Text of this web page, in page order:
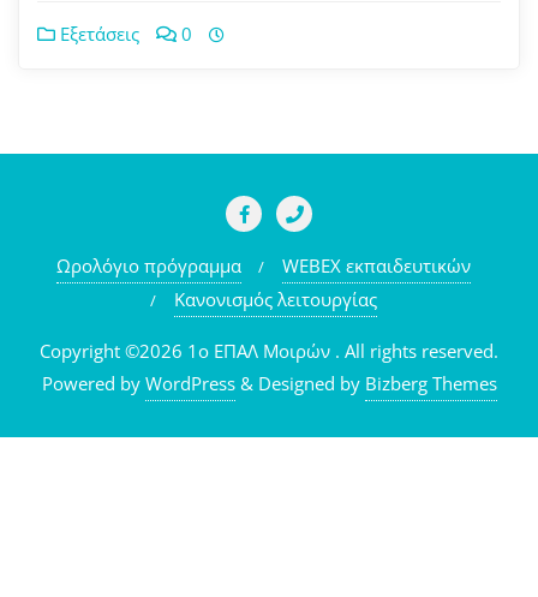
Εξετάσεις 0
Ωρολόγιο πρόγραμμα
WEBEX εκπαιδευτικών
Κανονισμός λειτουργίας
Copyright ©2026 1o ΕΠΑΛ Μοιρών . All rights reserved.
Powered by WordPress & Designed by Bizberg Themes